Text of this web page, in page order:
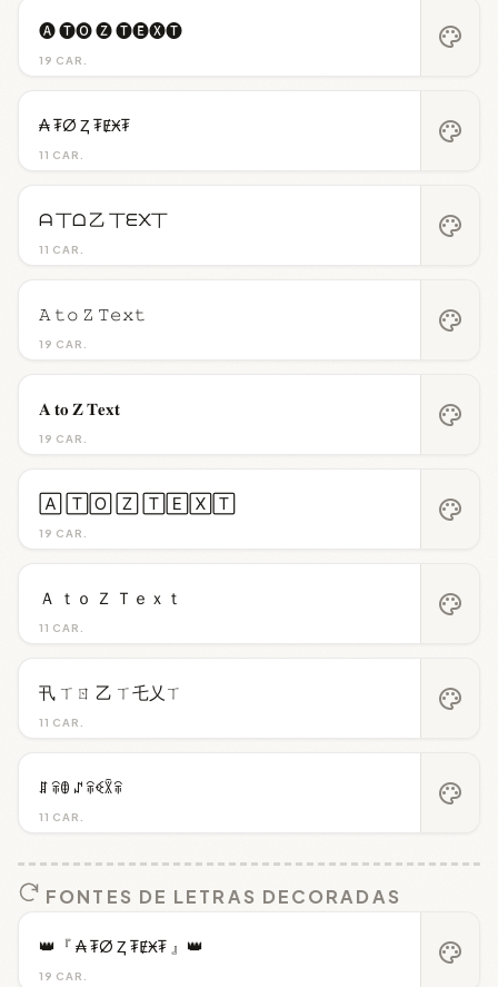
19 CAR.
🅐 🅣🅞 🅩 🅣🅔🅧🅣 palette
11 CAR.
₳ ₮Ø Ⱬ ₮ɆӾ₮ palette
11 CAR.
ᗩ 丅ᗝ 乙 丅ᗴ᙭丅 palette
19 CAR.
𝙰 𝚝𝚘 𝚉 𝚃𝚎𝚡𝚝 palette
19 CAR.
𝐀 𝐭𝐨 𝐙 𝐓𝐞𝐱𝐭 palette
19 CAR.
🄰 🅃🄾 🅉 🅃🄴🅇🅃 palette
11 CAR.
Ａ ｔｏ Ｚ Ｔｅｘｔ palette
11 CAR.
卂 ㄒㄖ 乙 ㄒ乇乂ㄒ palette
11 CAR.
ꁲ ꋖꂦ ꁴ ꋖꈼꇒꋖ palette
FONTES DE LETRAS DECORADAS
19 CAR.
👑『 ₳ ₮Ø Ⱬ ₮ɆӾ₮ 』👑 palette